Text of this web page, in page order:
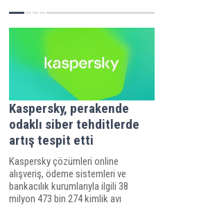
Kaspersky, perakende
odaklı siber tehditlerde
artış tespit etti
Kaspersky çözümleri online
alışveriş, ödeme sistemleri ve
bankacılık kurumlarıyla ilgili 38
milyon 473 bin 274 kimlik avı